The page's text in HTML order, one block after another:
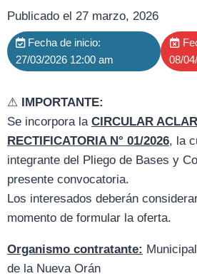
Publicado el 27 marzo, 2026
Fecha de inicio:
27/03/2026 12:00 am
08/
⚠ IMPORTANTE:
Se incorpora la CIRCULAR
RECTIFICATORIA N° 01/2026, la
integrante del Pliego de Bases y
presente convocatoria.
Los interesados deberán
momento de formular la oferta.
Organismo contratante:
de la Nueva Orán